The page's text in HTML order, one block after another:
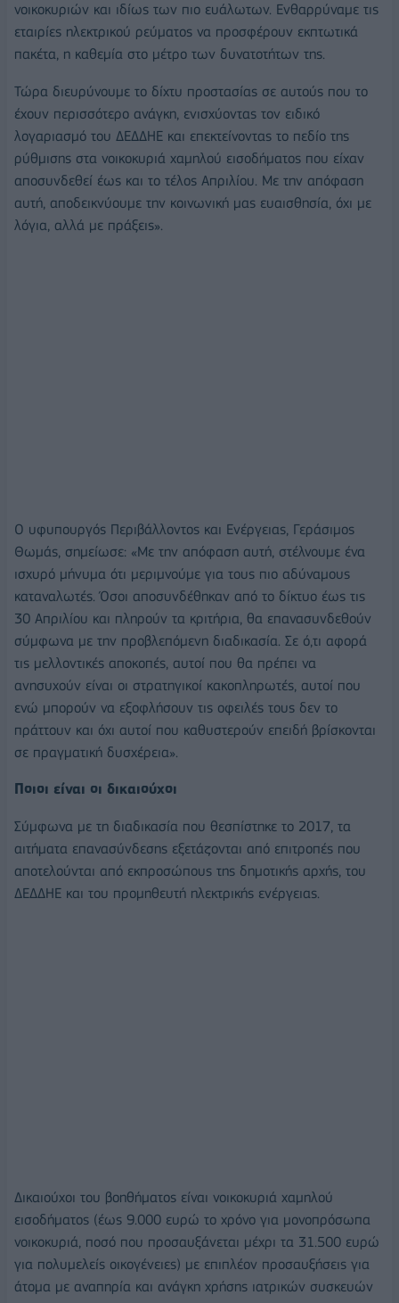
νοικοκυριών και ιδίως των πιο ευάλωτων. Ενθαρρύναμε τις
εταιρίες ηλεκτρικού ρεύματος να προσφέρουν εκπτωτικά
πακέτα, η καθεμία στο μέτρο των δυνατοτήτων της.
Τώρα διευρύνουμε το δίχτυ προστασίας σε αυτούς που το
έχουν περισσότερο ανάγκη, ενισχύοντας τον ειδικό
λογαριασμό του ΔΕΔΔΗΕ και επεκτείνοντας το πεδίο της
ρύθμισης στα νοικοκυριά χαμηλού εισοδήματος που είχαν
αποσυνδεθεί έως και το τέλος Απριλίου. Με την απόφαση
αυτή, αποδεικνύουμε την κοινωνική μας ευαισθησία, όχι με
λόγια, αλλά με πράξεις».
Ο υφυπουργός Περιβάλλοντος και Ενέργειας, Γεράσιμος
Θωμάς, σημείωσε: «Με την απόφαση αυτή, στέλνουμε ένα
ισχυρό μήνυμα ότι μεριμνούμε για τους πιο αδύναμους
καταναλωτές. Όσοι αποσυνδέθηκαν από το δίκτυο έως τις
30 Απριλίου και πληρούν τα κριτήρια, θα επανασυνδεθούν
σύμφωνα με την προβλεπόμενη διαδικασία. Σε ό,τι αφορά
τις μελλοντικές αποκοπές, αυτοί που θα πρέπει να
ανησυχούν είναι οι στρατηγικοί κακοπληρωτές, αυτοί που
ενώ μπορούν να εξοφλήσουν τις οφειλές τους δεν το
πράττουν και όχι αυτοί που καθυστερούν επειδή βρίσκονται
σε πραγματική δυσχέρεια».
Ποιοι είναι οι δικαιούχοι
Σύμφωνα με τη διαδικασία που θεσπίστηκε το 2017, τα
αιτήματα επανασύνδεσης εξετάζονται από επιτροπές που
αποτελούνται από εκπροσώπους της δημοτικής αρχής, του
ΔΕΔΔΗΕ και του προμηθευτή ηλεκτρικής ενέργειας.
Δικαιούχοι του βοηθήματος είναι νοικοκυριά χαμηλού
εισοδήματος (έως 9.000 ευρώ το χρόνο για μονοπρόσωπα
νοικοκυριά, ποσό που προσαυξάνεται μέχρι τα 31.500 ευρώ
για πολυμελείς οικογένειες) με επιπλέον προσαυξήσεις για
άτομα με αναπηρία και ανάγκη χρήσης ιατρικών συσκευών